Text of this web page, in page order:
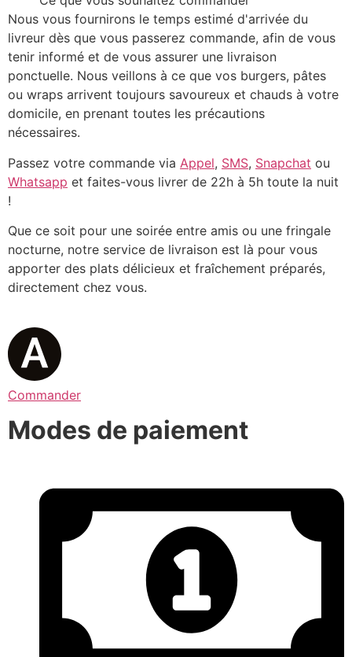
Nous vous fournirons le temps estimé d'arrivée du
livreur dès que vous passerez commande, afin de vous
tenir informé et de vous assurer une livraison
ponctuelle. Nous veillons à ce que vos burgers, pâtes
ou wraps arrivent toujours savoureux et chauds à votre
domicile, en prenant toutes les précautions
nécessaires.
Passez votre commande via Appel, SMS, Snapchat ou
Whatsapp et faites-vous livrer de 22h à 5h toute la nuit
!
Que ce soit pour une soirée entre amis ou une fringale
nocturne, notre service de livraison est là pour vous
apporter des plats délicieux et fraîchement préparés,
directement chez vous.
Commander
Modes de paiement